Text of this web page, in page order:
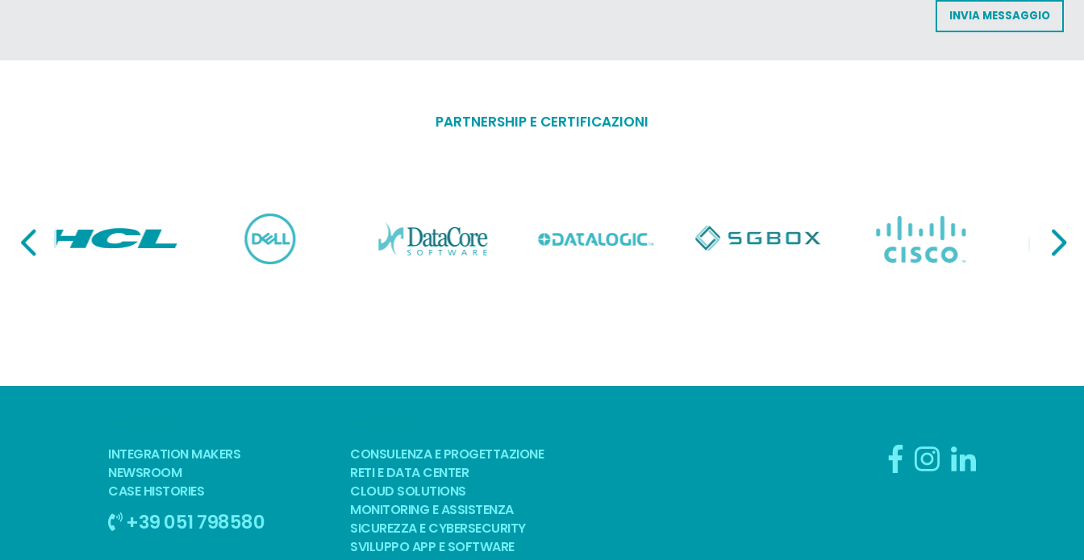
PARTNERSHIP E CERTIFICAZIONI
INTEGRATION MAKERS
NEWSROOM
CASE HISTORIES
+39 051 798580
CONSULENZA E PROGETTAZIONE
RETI E DATA CENTER
CLOUD SOLUTIONS
MONITORING E ASSISTENZA
SICUREZZA E CYBERSECURITY
SVILUPPO APP E SOFTWARE